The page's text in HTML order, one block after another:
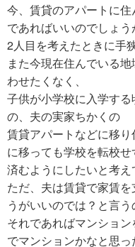
今、賃貸のアパートに
であればいいのでしょう
2人目を考えたときに手
また今現在住んでいる
わせたくなく、
子供が小学校に入学す
の、夫の実家ちかくの
賃貸アパートなどに移
に移っても学校を転校せ
済むようにしたいと考え
ただ、夫は賃貸で家賃
うがいいのでは？と言う
それであればマンショ
でマンションかなと思っ